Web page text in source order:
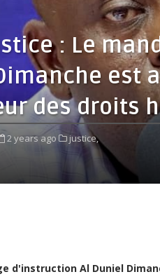
: Le
est
des droits
2 years ago
justice,
d'instruction Al Duniel